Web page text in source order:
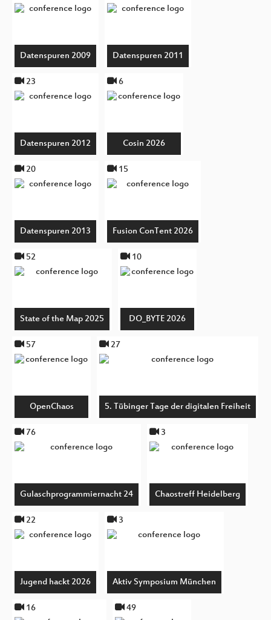
Datenspuren 2009 Datenspuren 2011
23
Datenspuren 2012
6
Cosin 2026
20
Datenspuren 2013
15
Fusion ConTent 2026
52
State of the Map 2025
10
DO_BYTE 2026
57
OpenChaos
27
5. Tübinger Tage der digitalen Freiheit
76
Gulaschprogrammiernacht 24
3
Chaostreff Heidelberg
22
Jugend hackt 2026
3
Aktiv Symposium München
16 49